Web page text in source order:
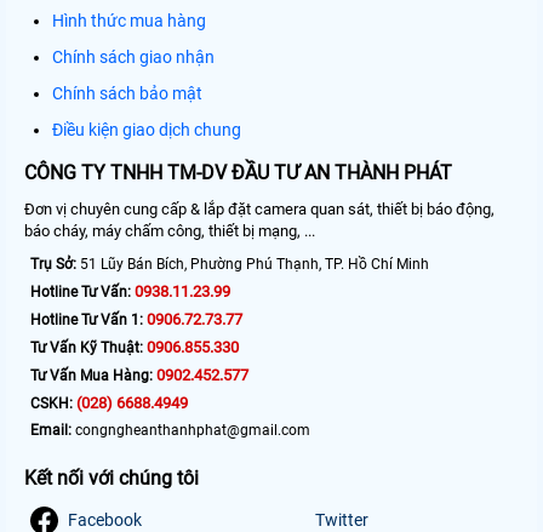
Hình thức mua hàng
Chính sách giao nhận
Chính sách bảo mật
Điều kiện giao dịch chung
CÔNG TY TNHH TM-DV ĐẦU TƯ AN THÀNH PHÁT
Đơn vị chuyên cung cấp & lắp đặt camera quan sát, thiết bị báo động,
báo cháy, máy chấm công, thiết bị mạng, ...
Trụ Sở: 51 Lũy Bán Bích, Phường Phú Thạnh, TP. Hồ Chí Minh
Hotline Tư Vấn: 0938.11.23.99
Hotline Tư Vấn 1: 0906.72.73.77
Tư Vấn Kỹ Thuật: 0906.855.330
Tư Vấn Mua Hàng: 0902.452.577
CSKH: (028) 6688.4949
Email: congngheanthanhphat@gmail.com
Kết nối với chúng tôi
Facebook Twitter